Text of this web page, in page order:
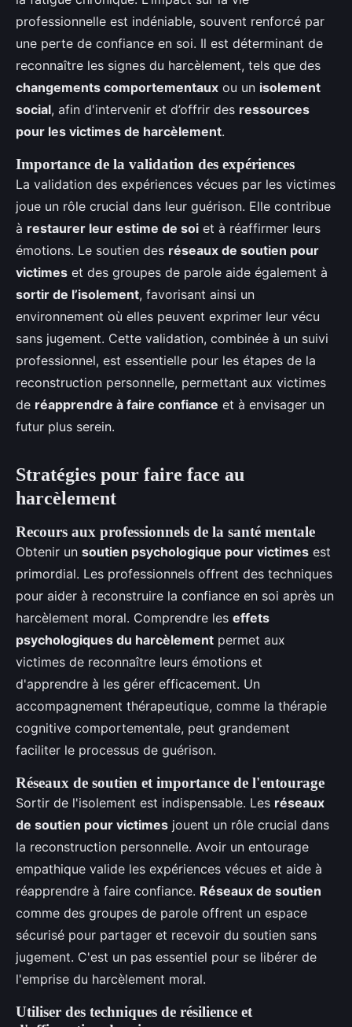
professionnelle est indéniable, souvent renforcé par
une perte de confiance en soi. Il est déterminant de
reconnaître les signes du harcèlement, tels que des
changements comportementaux ou un isolement
social, afin d'intervenir et d’offrir des ressources
pour les victimes de harcèlement.
Importance de la validation des expériences
La validation des expériences vécues par les victimes
joue un rôle crucial dans leur guérison. Elle contribue
à restaurer leur estime de soi et à réaffirmer leurs
émotions. Le soutien des réseaux de soutien pour
victimes et des groupes de parole aide également à
sortir de l’isolement, favorisant ainsi un
environnement où elles peuvent exprimer leur vécu
sans jugement. Cette validation, combinée à un suivi
professionnel, est essentielle pour les étapes de la
reconstruction personnelle, permettant aux victimes
de réapprendre à faire confiance et à envisager un
futur plus serein.
Stratégies pour faire face au
harcèlement
Recours aux professionnels de la santé mentale
Obtenir un soutien psychologique pour victimes est
primordial. Les professionnels offrent des techniques
pour aider à reconstruire la confiance en soi après un
harcèlement moral. Comprendre les effets
psychologiques du harcèlement permet aux
victimes de reconnaître leurs émotions et
d'apprendre à les gérer efficacement. Un
accompagnement thérapeutique, comme la thérapie
cognitive comportementale, peut grandement
faciliter le processus de guérison.
Réseaux de soutien et importance de l'entourage
Sortir de l'isolement est indispensable. Les réseaux
de soutien pour victimes jouent un rôle crucial dans
la reconstruction personnelle. Avoir un entourage
empathique valide les expériences vécues et aide à
réapprendre à faire confiance. Réseaux de soutien
comme des groupes de parole offrent un espace
sécurisé pour partager et recevoir du soutien sans
jugement. C'est un pas essentiel pour se libérer de
l'emprise du harcèlement moral.
Utiliser des techniques de résilience et